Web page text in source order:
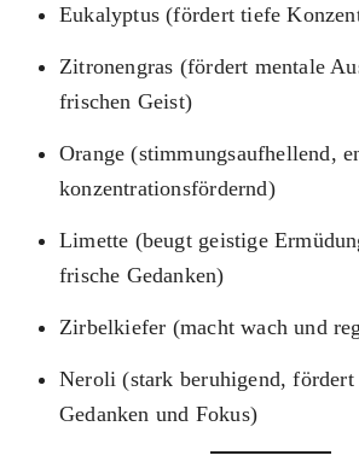
Eukalyptus (fördert tiefe
Zitronengras (fördert mentale
frischen Geist)
Orange (stimmungsaufhellend,
konzentrationsfördernd)
Limette (beugt geistige
frische Gedanken)
Zirbelkiefer (macht wach und
Neroli (stark beruhigend, fördert
Gedanken und Fokus)